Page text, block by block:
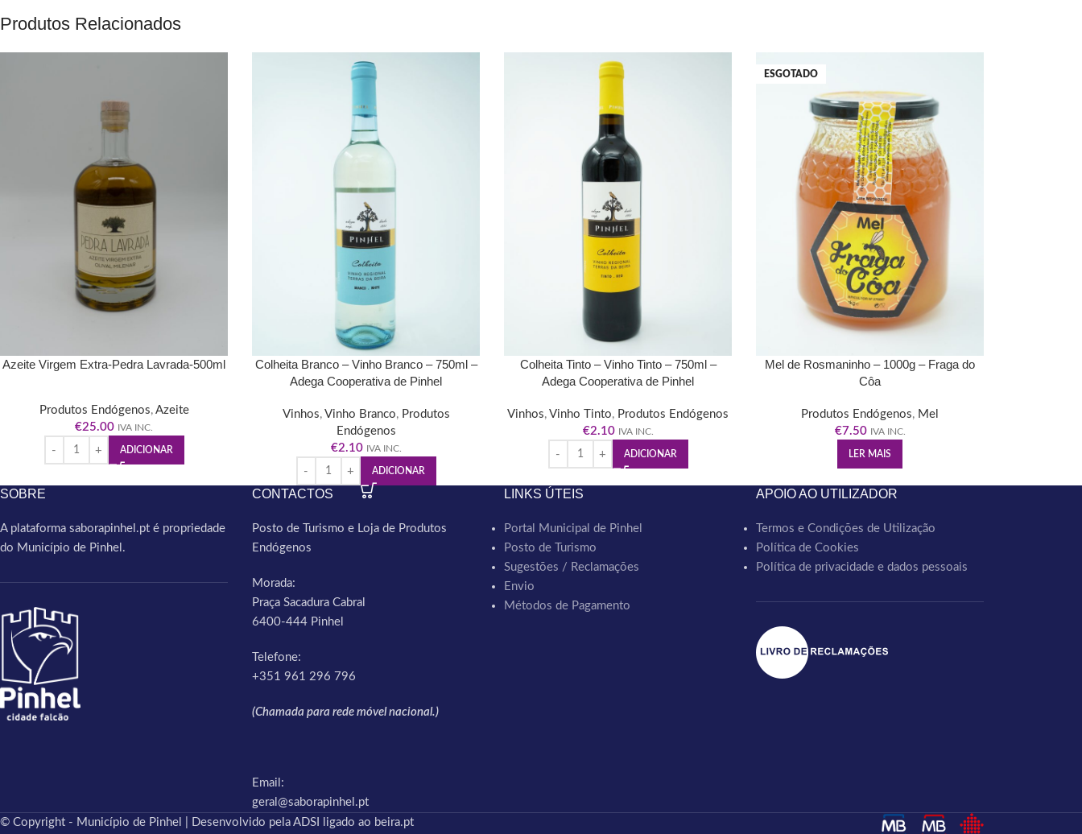
Produtos Relacionados
Azeite Virgem Extra-Pedra Lavrada-500ml
Produtos Endógenos, Azeite
€25.00 IVA INC.
ADICIONAR
Colheita Branco – Vinho Branco – 750ml –
Adega Cooperativa de Pinhel
Vinhos, Vinho Branco, Produtos
Endógenos
€2.10 IVA INC.
ADICIONAR
Colheita Tinto – Vinho Tinto – 750ml –
Adega Cooperativa de Pinhel
Vinhos, Vinho Tinto, Produtos Endógenos
€2.10 IVA INC.
ADICIONAR
ESGOTADO
Mel de Rosmaninho – 1000g – Fraga do
Côa
Produtos Endógenos, Mel
€7.50 IVA INC.
LER MAIS
SOBRE
A plataforma saborapinhel.pt é propriedade
do Município de Pinhel.
CONTACTOS
Posto de Turismo e Loja de Produtos
Endógenos
Morada:
Praça Sacadura Cabral
6400-444 Pinhel
Telefone:
+351 961 296 796
(Chamada para rede móvel nacional.)
Email:
geral@saborapinhel.pt
LINKS ÚTEIS
Portal Municipal de Pinhel
Posto de Turismo
Sugestões / Reclamações
Envio
Métodos de Pagamento
APOIO AO UTILIZADOR
Termos e Condições de Utilização
Política de Cookies
Política de privacidade e dados pessoais
© Copyright - Município de Pinhel | Desenvolvido pela ADSI ligado ao beira.pt